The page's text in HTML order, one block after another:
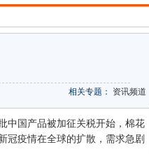
相关专题： 资讯频道
中国产品被加征关税开始，棉花
冠疫情在全球的扩散，需求急剧